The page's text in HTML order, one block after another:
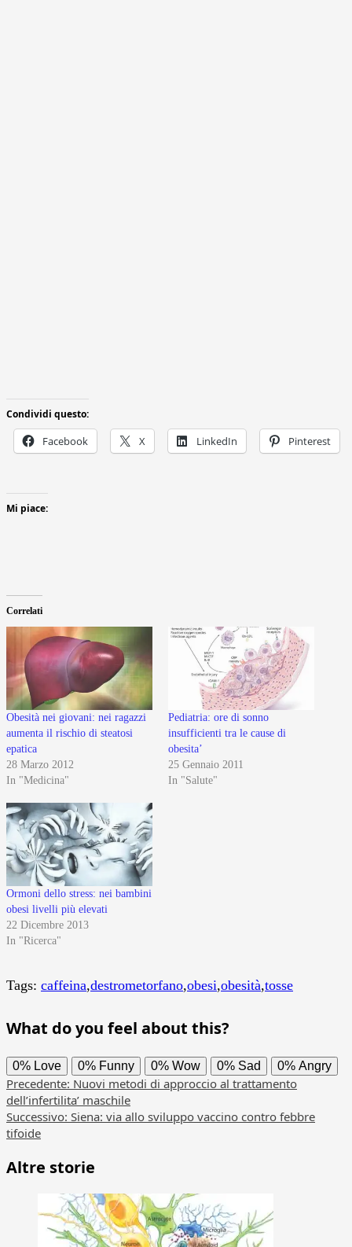
Condividi questo:
Facebook X LinkedIn Pinterest
Mi piace:
Correlati
Obesità nei giovani: nei ragazzi
aumenta il rischio di steatosi
epatica
28 Marzo 2012
In "Medicina"
Pediatria: ore di sonno
insufficienti tra le cause di
obesita’
25 Gennaio 2011
In "Salute"
Ormoni dello stress: nei bambini
obesi livelli più elevati
22 Dicembre 2013
In "Ricerca"
Tags: caffeina,destrometorfano,obesi,obesità,tosse
What do you feel about this?
0% Love 0% Funny 0% Wow 0% Sad 0% Angry
Navigazione
articolo
Precedente: Nuovi metodi di approccio al trattamento
dell’infertilita’ maschile
Successivo: Siena: via allo sviluppo vaccino contro febbre
tifoide
Altre storie